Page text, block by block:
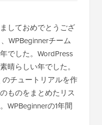
しておめでとうござ
WPBeginnerチーム
でした。WordPress
晴らしい年でした。
のチュートリアルを作
ものをまとめたリス
WPBeginnerの1年間